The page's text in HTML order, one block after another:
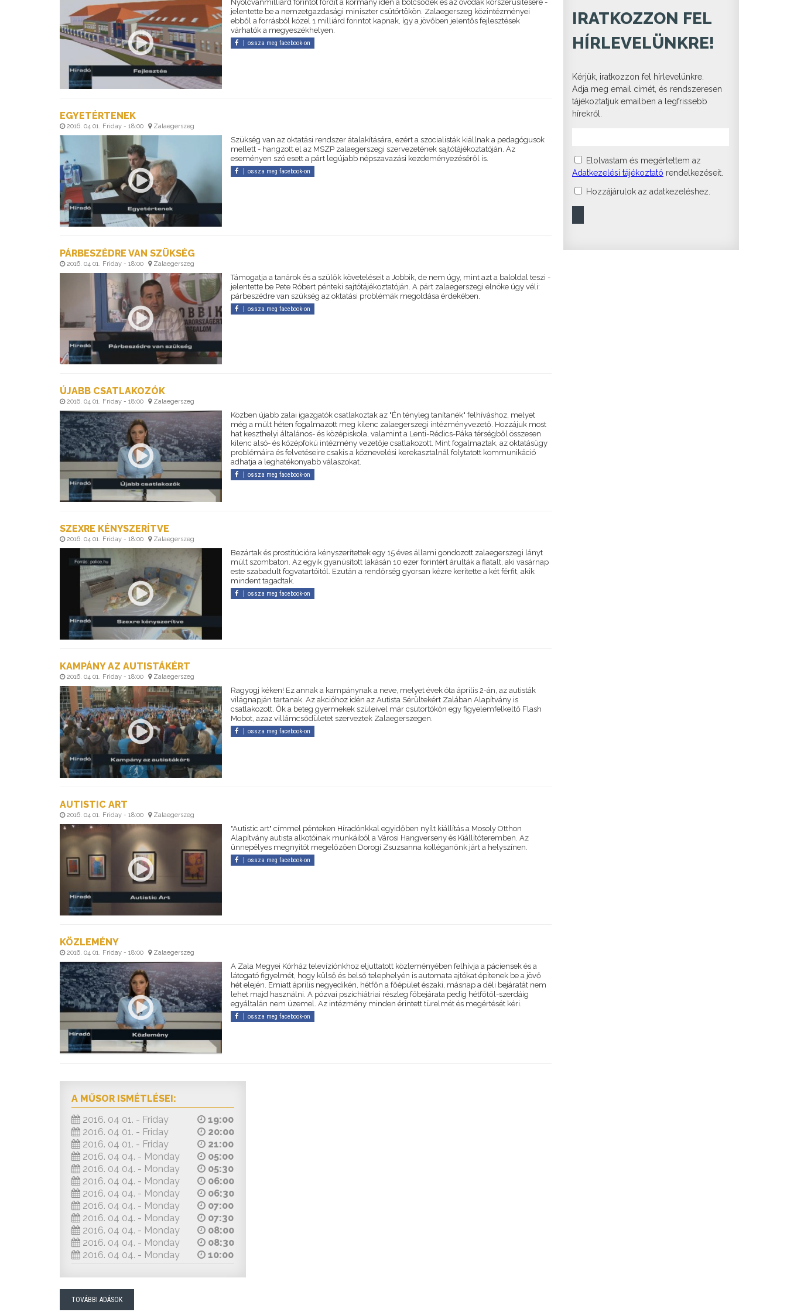
Nyolcvanmilliárd forintot fordít a kormány idén a bölcsődék és az óvodák korszerűsítésére -
jelentette be a nemzetgazdasági miniszter csütörtökön. Zalaegerszeg közintézményei
ebből a forrásból közel 1 milliárd forintot kapnak, így a jövőben jelentős fejlesztések
várhatók a megyeszékhelyen.
ossza meg facebook-on
EGYETÉRTENEK
2016. 04 01. Friday - 18:00 Zalaegerszeg
Szükség van az oktatási rendszer átalakítására, ezért a szocialisták kiállnak a pedagógusok
mellett - hangzott el az MSZP zalaegerszegi szervezetének sajtótájékoztatóján. Az
eseményen szó esett a párt legújabb népszavazási kezdeményezéséről is.
ossza meg facebook-on
PÁRBESZÉDRE VAN SZÜKSÉG
2016. 04 01. Friday - 18:00 Zalaegerszeg
Támogatja a tanárok és a szülők követeléseit a Jobbik, de nem úgy, mint azt a baloldal teszi -
jelentette be Pete Róbert pénteki sajtótájékoztatóján. A párt zalaegerszegi elnöke úgy véli:
párbeszédre van szükség az oktatási problémák megoldása érdekében.
ossza meg facebook-on
ÚJABB CSATLAKOZÓK
2016. 04 01. Friday - 18:00 Zalaegerszeg
Közben újabb zalai igazgatók csatlakoztak az "Én tényleg tanítanék" felhíváshoz, melyet
még a múlt héten fogalmazott meg kilenc zalaegerszegi intézményvezető. Hozzájuk most
hat keszthelyi általános- és középiskola, valamint a Lenti-Rédics-Páka térségből összesen
kilenc alsó- és középfokú intézmény vezetője csatlakozott. Mint fogalmaztak, az oktatásügy
problémáira és felvetéseire csakis a köznevelési kerekasztalnál folytatott kommunikáció
adhatja a leghatékonyabb válaszokat.
ossza meg facebook-on
SZEXRE KÉNYSZERÍTVE
2016. 04 01. Friday - 18:00 Zalaegerszeg
Bezártak és prostitúcióra kényszerítettek egy 15 éves állami gondozott zalaegerszegi lányt
múlt szombaton. Az egyik gyanúsított lakásán 10 ezer forintért árulták a fiatalt, aki vasárnap
este szabadult fogvatartóitól. Ezután a rendőrség gyorsan kézre kerítette a két férfit, akik
mindent tagadtak.
ossza meg facebook-on
KAMPÁNY AZ AUTISTÁKÉRT
2016. 04 01. Friday - 18:00 Zalaegerszeg
Ragyogj kéken! Ez annak a kampánynak a neve, melyet évek óta április 2-án, az autisták
világnapján tartanak. Az akcióhoz idén az Autista Sérültekért Zalában Alapítvány is
csatlakozott. Ők a beteg gyermekek szüleivel már csütörtökön egy figyelemfelkeltő Flash
Mobot, azaz villámcsődületet szerveztek Zalaegerszegen.
ossza meg facebook-on
AUTISTIC ART
2016. 04 01. Friday - 18:00 Zalaegerszeg
"Autistic art" címmel pénteken Híradónkkal egyidőben nyílt kiállítás a Mosoly Otthon
Alapítvány autista alkotóinak munkáiból a Városi Hangverseny és Kiállítóteremben. Az
ünnepélyes megnyitót megelőzően Dorogi Zsuzsanna kolléganőnk járt a helyszínen.
ossza meg facebook-on
KÖZLEMÉNY
2016. 04 01. Friday - 18:00 Zalaegerszeg
A Zala Megyei Kórház televíziónkhoz eljuttatott közleményében felhívja a páciensek és a
látogató figyelmét, hogy külső és belső telephelyén is automata ajtókat építenek be a jövő
hét elején. Emiatt április negyedikén, hétfőn a főépület északi, másnap a déli bejáratát nem
lehet majd használni. A pózvai pszichiátriai részleg főbejárata pedig hétfőtől-szerdáig
egyáltalán nem üzemel. Az intézmény minden érintett türelmét és megértését kéri.
ossza meg facebook-on
A MŰSOR ISMÉTLÉSEI:
2016. 04 01. - Friday
19:00
2016. 04 01. - Friday
20:00
2016. 04 01. - Friday
21:00
2016. 04 04. - Monday
05:00
2016. 04 04. - Monday
05:30
2016. 04 04. - Monday
06:00
2016. 04 04. - Monday
06:30
2016. 04 04. - Monday
07:00
2016. 04 04. - Monday
07:30
2016. 04 04. - Monday
08:00
2016. 04 04. - Monday
08:30
2016. 04 04. - Monday
10:00
TOVÁBBI ADÁSOK
IRATKOZZON FEL
HÍRLEVELÜNKRE!
Kérjük, iratkozzon fel hírlevelünkre.
Adja meg email címét, és rendszeresen
tájékoztatjuk emailben a legfrissebb
hírekről.
Elolvastam és megértettem az
Adatkezelési tájékoztató rendelkezéseit.
Hozzájárulok az adatkezeléshez.